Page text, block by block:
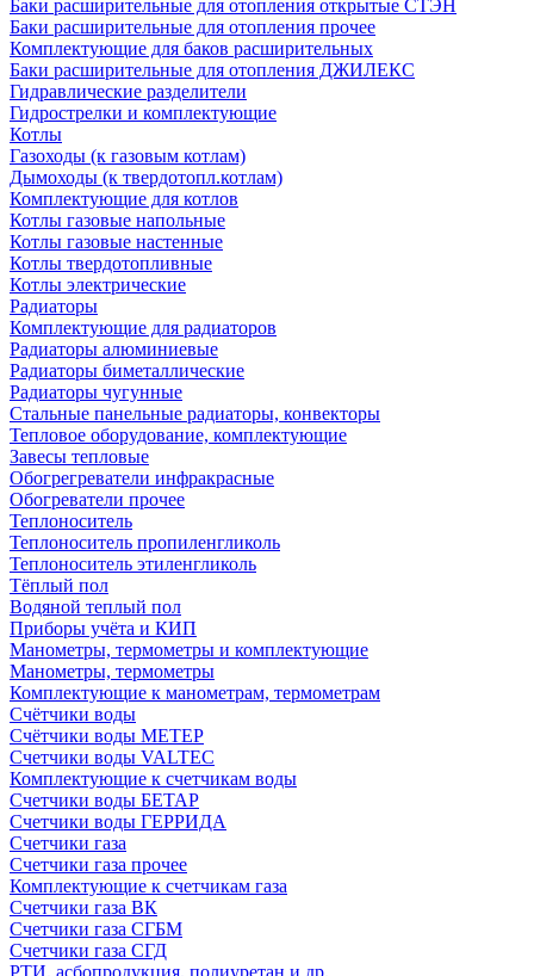
Баки расширительные для отопления открытые СТЭН
Баки расширительные для отопления прочее
Комплектующие для баков расширительных
Баки расширительные для отопления ДЖИЛЕКС
Гидравлические разделители
Гидрострелки и комплектующие
Котлы
Газоходы (к газовым котлам)
Дымоходы (к твердотопл.котлам)
Комплектующие для котлов
Котлы газовые напольные
Котлы газовые настенные
Котлы твердотопливные
Котлы электрические
Радиаторы
Комплектующие для радиаторов
Радиаторы алюминиевые
Радиаторы биметаллические
Радиаторы чугунные
Стальные панельные радиаторы, конвекторы
Тепловое оборудование, комплектующие
Завесы тепловые
Обогрегреватели инфракрасные
Обогреватели прочее
Теплоноситель
Теплоноситель пропиленгликоль
Теплоноситель этиленгликоль
Тёплый пол
Водяной теплый пол
Приборы учёта и КИП
Манометры, термометры и комплектующие
Манометры, термометры
Комплектующие к манометрам, термометрам
Счётчики воды
Счётчики воды МЕТЕР
Счетчики воды VALTEC
Комплектующие к счетчикам воды
Счетчики воды БЕТАР
Счетчики воды ГЕРРИДА
Счетчики газа
Счетчики газа прочее
Комплектующие к счетчикам газа
Счетчики газа ВК
Счетчики газа СГБМ
Счетчики газа СГД
РТИ, асбопродукция, полиуретан и др.